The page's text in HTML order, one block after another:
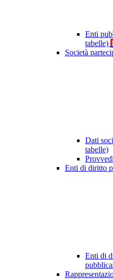
Enti
tabelle) 1
Società
Dati
tabelle)
Enti di diritto
Enti di